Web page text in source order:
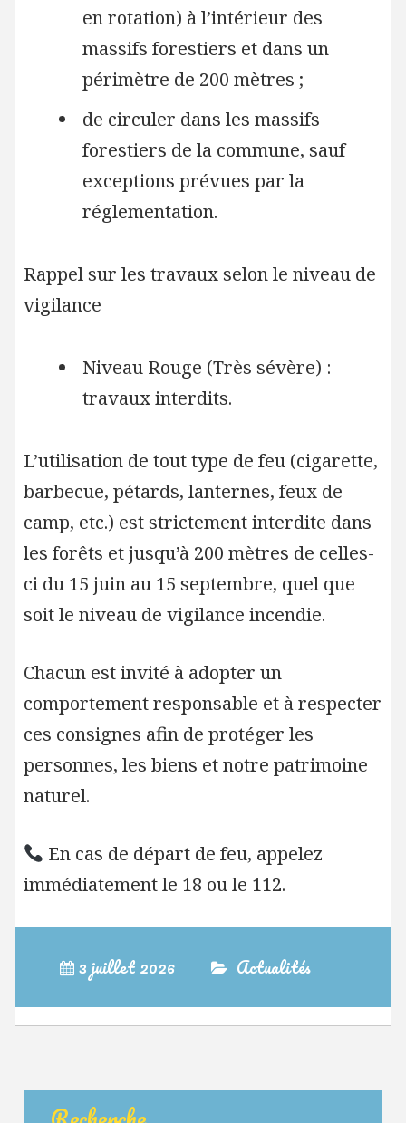
en rotation) à l’intérieur des
massifs forestiers et dans un
périmètre de 200 mètres ;
de circuler dans les massifs
forestiers de la commune, sauf
exceptions prévues par la
réglementation.
Rappel sur les travaux selon le niveau de
vigilance
Niveau Rouge (Très sévère) :
travaux interdits.
L’utilisation de tout type de feu (cigarette,
barbecue, pétards, lanternes, feux de
camp, etc.) est strictement interdite dans
les forêts et jusqu’à 200 mètres de celles-
ci du 15 juin au 15 septembre, quel que
soit le niveau de vigilance incendie.
Chacun est invité à adopter un
comportement responsable et à respecter
ces consignes afin de protéger les
personnes, les biens et notre patrimoine
naturel.
En cas de départ de feu, appelez
immédiatement le 18 ou le 112.
3 juillet 2026 Actualités